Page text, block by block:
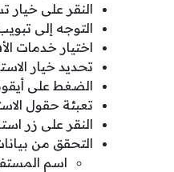
النقر على خيار
التوجه إلى
اختيار خدمات
تحديد خيار
الضغط على
تعبئة حقول
النقر على زر
التحقق من
اسم